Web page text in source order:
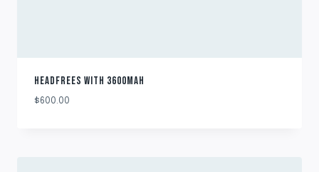
HEADFREES WITH 3600MAH
$600.00